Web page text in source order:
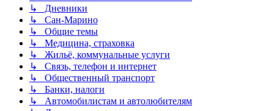
↳ Дневники
↳ Сан-Марино
↳ Общие темы
↳ Медицина, страховка
↳ Жильё, коммунальные услуги
↳ Связь, телефон и интернет
↳ Общественный транспорт
↳ Банки, налоги
↳ Автомобилистам и автолюбителям